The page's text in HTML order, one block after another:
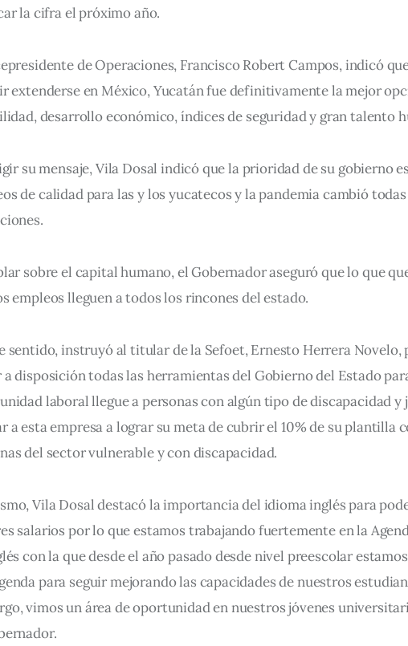
la cifra el próximo año.
de Operaciones, Francisco Robert Campos, indicó
extenderse en México, Yucatán fue definitivamente la mejor
desarrollo económico, índices de seguridad y gran talento
su mensaje, Vila Dosal indicó que la prioridad de su gobierno
de calidad para las y los yucatecos y la pandemia cambió todas
sobre el capital humano, el Gobernador aseguró que lo que
empleos lleguen a todos los rincones del estado.
sentido, instruyó al titular de la Sefoet, Ernesto Herrera Novelo,
a disposición todas las herramientas del Gobierno del Estado
laboral llegue a personas con algún tipo de discapacidad y
a esta empresa a lograr su meta de cubrir el 10% de su plantilla
del sector vulnerable y con discapacidad.
Vila Dosal destacó la importancia del idioma inglés para
salarios por lo que estamos trabajando fuertemente en la
con la que desde el año pasado desde nivel preescolar
para seguir mejorando las capacidades de nuestros
vimos un área de oportunidad en nuestros jóvenes